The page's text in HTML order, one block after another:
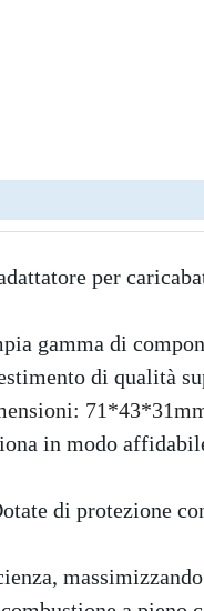
per
gamma di
di qualità
in modo
di protezione